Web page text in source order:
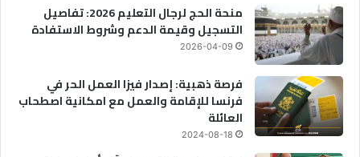
منحة الحج لرجال التعليم 2026: تفاصيل
التسجيل وقيمة الدعم وشروط الاستفادة
2026-04-09
فرصة ذهبية: إصدار فيزا العمل الحر في
فرنسا للإقامة والعمل مع امكانية اصطحاب
العائلة
2024-08-18